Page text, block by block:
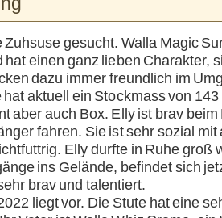
Zuhsuse gesucht. Walla Magic
hat einen ganz lieben Charakter,
dazu immer freundlich im
aktuell ein Stockmass von
aber auch Box. Elly ist brav
fahren. Sie ist sehr sozial mit
Elly durfte in Ruhe groß
ins Gelände, befindet sich
brav und talentiert.
liegt vor. Die Stute hat eine